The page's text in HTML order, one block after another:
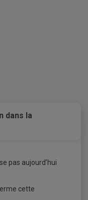
dans la
pas aujourd’hui
cette